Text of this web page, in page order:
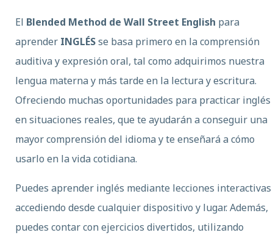
El Blended Method de Wall Street English para
aprender INGLÉSse basa primero en la comprensión
auditiva y expresión oral, tal como adquirimos nuestra
lengua materna y más tarde en la lectura y escritura.
Ofreciendo muchas oportunidades para practicar inglés
en situaciones reales, que te ayudarán a conseguir una
mayor comprensión del idioma y te enseñará a cómo
usarlo en la vida cotidiana.
Puedes aprender inglés mediante lecciones interactivas
accediendo desde cualquier dispositivo y lugar. Además,
puedes contar con ejercicios divertidos, utilizando